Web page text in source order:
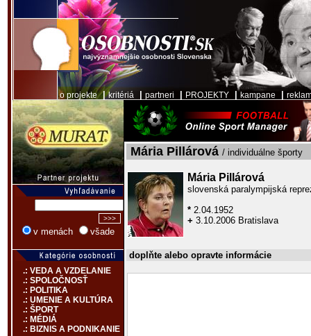
o projekte|kritériá partneri PROJEKTY kampane
v menách všade
.: VEDA A VZDELANIE
.: SPOLOČNOSŤ
.: POLITIKA
.: UMENIE A KULTÚRA
.: ŠPORT
.: MÉDIÁ
.: BIZNIS A PODNIKANIE
Mária Pillárová / individuálne športy
Mária Pillárová
slovenská paralympijská
* 2.04.1952
+ 3.10.2006 Bratislava
doplňte alebo opravte informácie